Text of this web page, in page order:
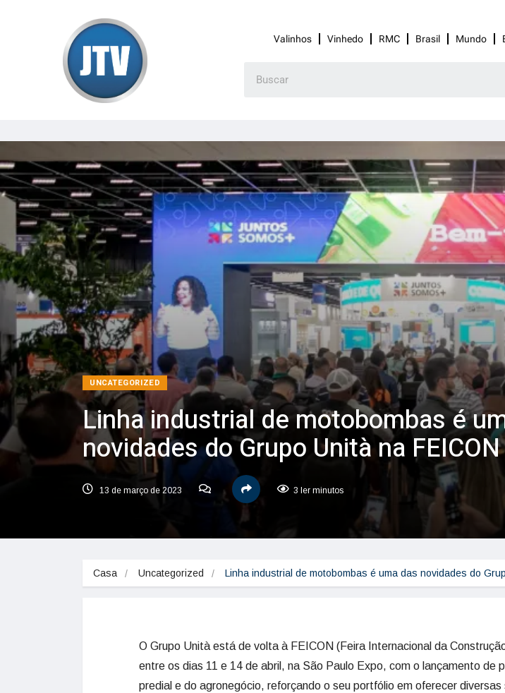
Valinhos Vinhedo RMC Brasil Mundo
UNCATEGORIZED
Linha industrial de motobombas é
novidades do Grupo Unità na
13 de março de 2023 3 ler minutos
Casa Uncategorized Linha industrial de motobombas é uma das novidades do
O Grupo Unità está de volta à FEICON (Feira Internacional da
entre os dias 11 e 14 de abril, na São Paulo Expo, com o lançamento de
predial e do agronegócio, reforçando o seu portfólio em oferecer diversas